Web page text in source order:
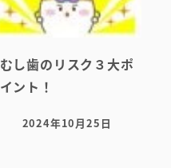
むし歯のリスク３大ポ
イント！
投稿日
2024年10月25日